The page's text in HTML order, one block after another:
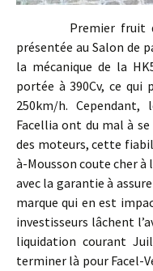
Premier fruit de
présentée au Salon de
la mécanique de la
portée à 390Cv, ce qui
250km/h. Cependant,
Facellia ont du mal à
des moteurs, cette
à-Mousson coute cher
avec la garantie à
marque qui en est
investisseurs lâchent
liquidation courant
terminer là pour Facel-